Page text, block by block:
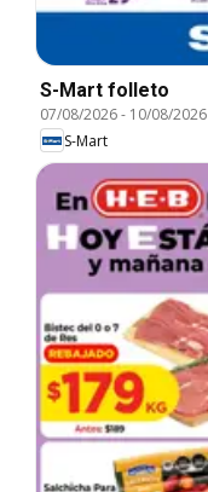
S-Mart folleto
07/08/2026- 10/08/2026
S-Mart